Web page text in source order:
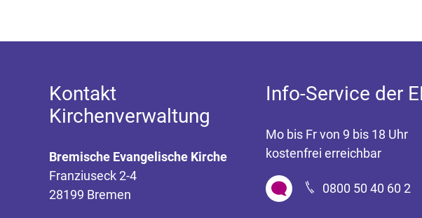
Kontakt
Kirchenverwaltung
Bremische Evangelische Kirche
Franziuseck 2-4
28199 Bremen
Info-Service der
Mo bis Fr von 9 bis 18 Uhr
kostenfrei erreichbar
0800 50 40 60 2